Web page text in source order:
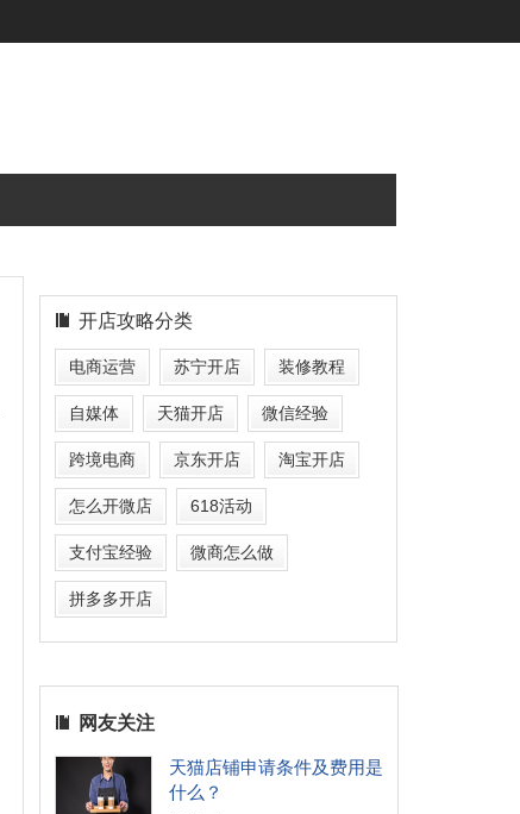
开店攻略分类
电商运营 苏宁开店 装修教程
自媒体 天猫开店 微信经验
跨境电商 京东开店 淘宝开店
怎么开微店 618活动
支付宝经验 微商怎么做
拼多多开店
网友关注
天猫店铺申请条件及费用是
什么？